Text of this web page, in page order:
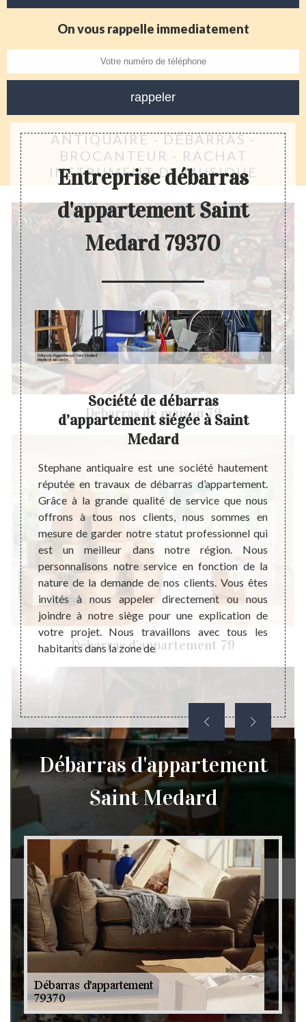
On vous rappelle immediatement
ANTIQUAIRE - DÉBARRAS -
BROCANTEUR - RACHAT
INSTRUMENT DE MUSIQUE
Débarras de maison 79
Débarras d'appartement 79
Débarras de grenier et cave 79
Entreprise débarras
d'appartement Saint
Medard 79370
de
très
mise
est
la
Société de débarras
d’appartement siégée à Saint
Medard
Stephane antiquaire est une société hautement
réputée en travaux de débarras d’appartement.
Grâce à la grande qualité de service que nous
offrons à tous nos clients, nous sommes en
mesure de garder notre statut professionnel qui
est un meilleur dans notre région. Nous
personnalisons notre service en fonction de la
nature de la demande de nos clients. Vous êtes
invités à nous appeler directement ou nous
joindre à notre siège pour une explication de
votre projet. Nous travaillons avec tous les
habitants dans la zone de
Un
qui
lieu
la
de
Débarras d'appartement
Saint Medard